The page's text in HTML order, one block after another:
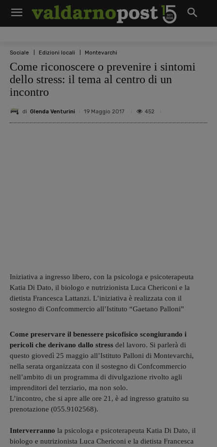
Sociale Edizioni locali Montevarchi
Come riconoscere o prevenire i sintomi
dello stress: il tema al centro di un
incontro
di Glenda Venturini 19 Maggio 2017 452
Iniziativa a ingresso libero, con la psicologa e psicoterapeuta
Katia Di Dato, il biologo e nutrizionista Luca Chericoni e la
dietista Francesca Lattanzi. L’iniziativa è realizzata con il
sostegno di Confcommercio all’Istituto “Gaetano Palloni”
Come preservare il benessere psicofisico scongiurando i
pericoli che derivano dallo stress del lavoro. Si parlerà di
questo giovedì 25 maggio all’Istituto Palloni di Montevarchi,
nella serata organizzata con il sostegno di Confcommercio
nell’ambito di un programma di divulgazione rivolto agli
imprenditori del terziario, ma non solo.
L’incontro, che si apre alle ore 21, è ad ingresso gratuito su
prenotazione (055.9102568).
Interverranno la psicologa e psicoterapeuta Katia Di Dato, il
biologo e nutrizionista Luca Chericoni e la dietista Francesca